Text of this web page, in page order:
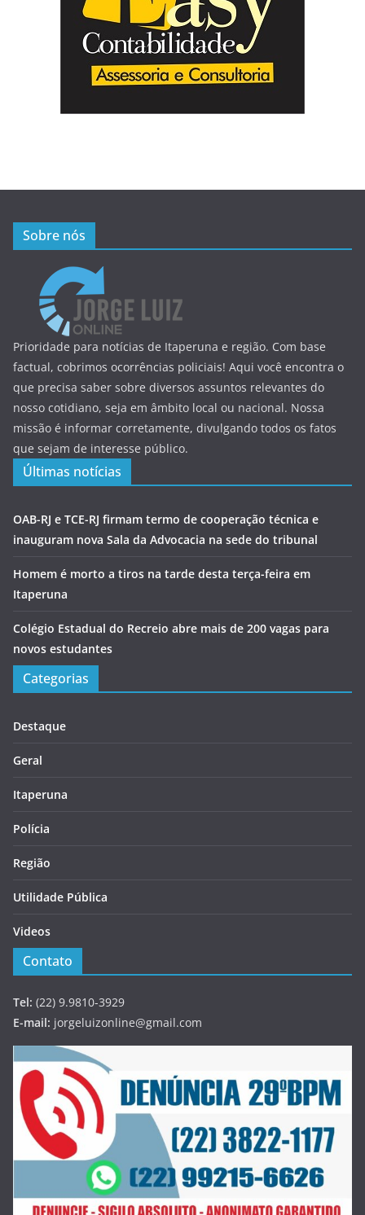
Sobre nós
Prioridade para notícias de Itaperuna e região. Com base
factual, cobrimos ocorrências policiais! Aqui você encontra o
que precisa saber sobre diversos assuntos relevantes do
nosso cotidiano, seja em âmbito local ou nacional. Nossa
missão é informar corretamente, divulgando todos os fatos
que sejam de interesse público.
Últimas notícias
OAB-RJ e TCE-RJ firmam termo de cooperação técnica e
inauguram nova Sala da Advocacia na sede do tribunal
Homem é morto a tiros na tarde desta terça-feira em
Itaperuna
Colégio Estadual do Recreio abre mais de 200 vagas para
novos estudantes
Categorias
Destaque
Geral
Itaperuna
Polícia
Região
Utilidade Pública
Videos
Contato
Tel: (22) 9.9810-3929
E-mail: jorgeluizonline@gmail.com